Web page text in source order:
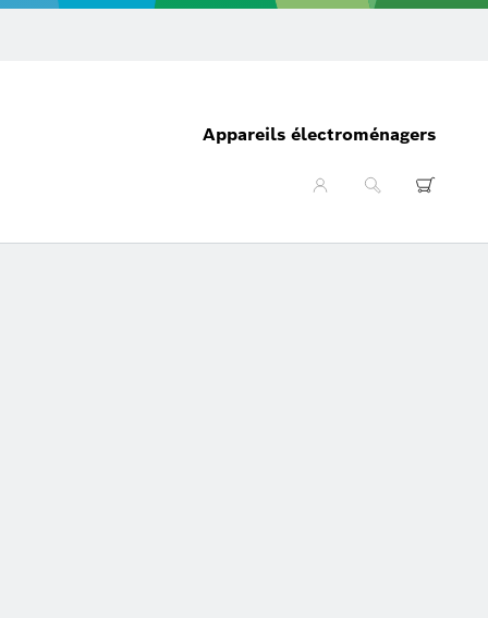
Appareils électroménagers